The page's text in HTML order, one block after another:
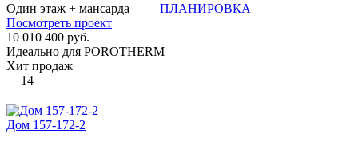
Один этаж + мансарда
ПЛАНИРОВКА
Посмотреть проект
10 010 400 руб.
Идеально для POROTHERM
Хит продаж
14
Дом 157-172-2